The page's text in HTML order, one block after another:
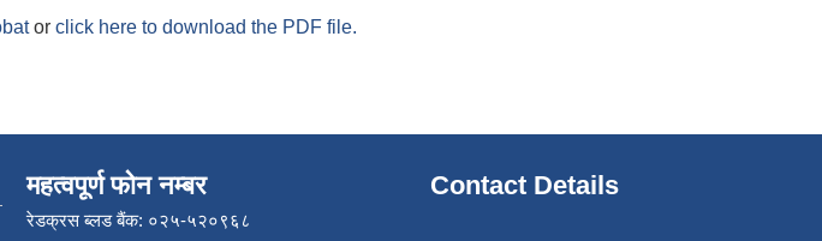
or click here to download the PDF file.
महत्वपूर्ण फोन नम्बर
रेडक्रस ब्लड बैंक: ०२५-५२०९६८
Contact Details